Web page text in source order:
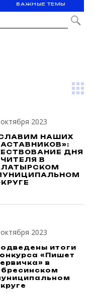
ВАЖНЫЕ ТЕМЫ
2023
НАШИХ
ДНЯ
В
2023
итоги
«Пишет
в